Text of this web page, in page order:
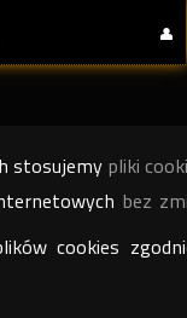
stosujemy pliki
bez
cookies